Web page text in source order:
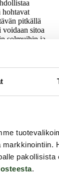
pakollisista
.
hohtavat
pitkällä
sitoa
solmuihin ja